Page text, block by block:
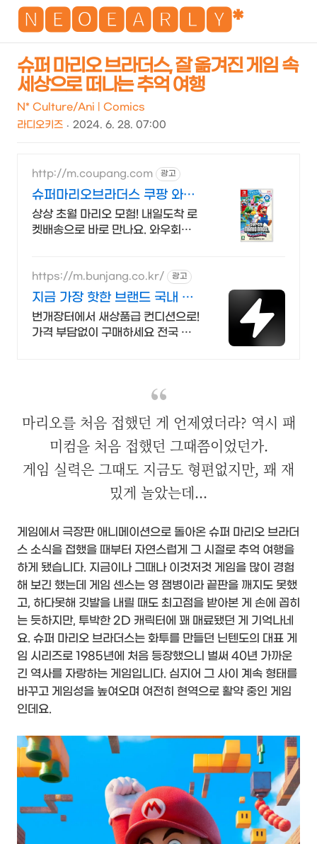
🅽🅴🅾🅴🅰🆁🅻🆈*
슈퍼 마리오 브라더스, 잘 옮겨진 게임 속
세상으로 떠나는 추억 여행
N* Culture/Ani | Comics
라디오키즈
2024. 6. 28. 07:00
http://m.coupang.com 광고
슈퍼마리오브라더스 쿠팡 와우
회원 무료배송
상상 초월 마리오 모험! 내일도착 로
켓배송으로 바로 만나요. 와우회원
https://m.bunjang.co.kr/ 광고
지금 가장 핫한 브랜드 국내 최
대 브랜드 중고거래
번개장터에서 새상품급 컨디션으로!
가격 부담없이 구매하세요 전국 각
마리오를 처음 접했던 게 언제였더라? 역시 패
미컴을 처음 접했던 그때쯤이었던가.
게임 실력은 그때도 지금도 형편없지만, 꽤 재
밌게 놀았는데...
게임에서 극장판 애니메이션으로 돌아온 슈퍼 마리오 브라더
스 소식을 접했을 때부터 자연스럽게 그 시절로 추억 여행을
하게 됐습니다. 지금이나 그때나 이것저것 게임을 많이 경험
해 보긴 했는데 게임 센스는 영 잼병이라 끝판을 깨지도 못했
고, 하다못해 깃발을 내릴 때도 최고점을 받아본 게 손에 꼽히
는 듯하지만, 투박한 2D 캐릭터에 꽤 매료됐던 게 기억나네
요. 슈퍼 마리오 브라더스는 화투를 만들던 닌텐도의 대표 게
임 시리즈로 1985년에 처음 등장했으니 벌써 40년 가까운
긴 역사를 자랑하는 게임입니다. 심지어 그 사이 계속 형태를
바꾸고 게임성을 높여오며 여전히 현역으로 활약 중인 게임
인데요.